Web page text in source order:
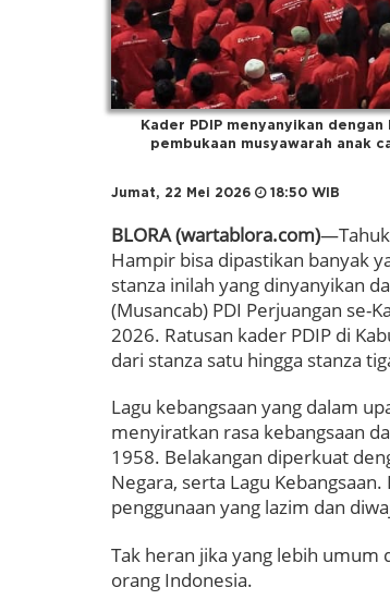
Kader PDIP menyanyikan
pembukaan musyawarah anak
Jumat, 22 Mei 2026 18:50 WIB
BLORA (wartablora.com)
Hampir bisa dipastikan banyak
stanza inilah yang dinyanyikan
(Musancab) PDI Perjuangan se-
2026. Ratusan kader PDIP di
dari stanza satu hingga stanza
Lagu kebangsaan yang dalam
menyiratkan rasa kebangsaan
1958. Belakangan diperkuat
Negara, serta Lagu
penggunaan yang lazim dan
Tak heran jika yang lebih umum
orang Indonesia.